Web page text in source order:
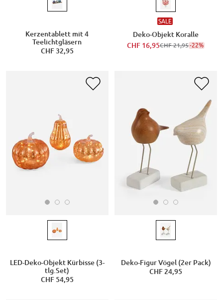
Kerzentablett mit 4
Teelichtgläsern
CHF 32,95
SALE
Deko-Objekt Koralle
CHF 16,95CHF 21,95-22%
LED-Deko-Objekt Kürbisse (3-
tlg.Set)
CHF 54,95
Deko-Figur Vögel (2er Pack)
CHF 24,95